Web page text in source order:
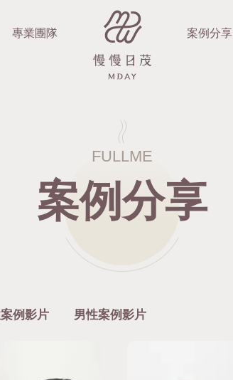
專業團隊 案例分享
FULLME
案例分享
例影片 男性案例影片